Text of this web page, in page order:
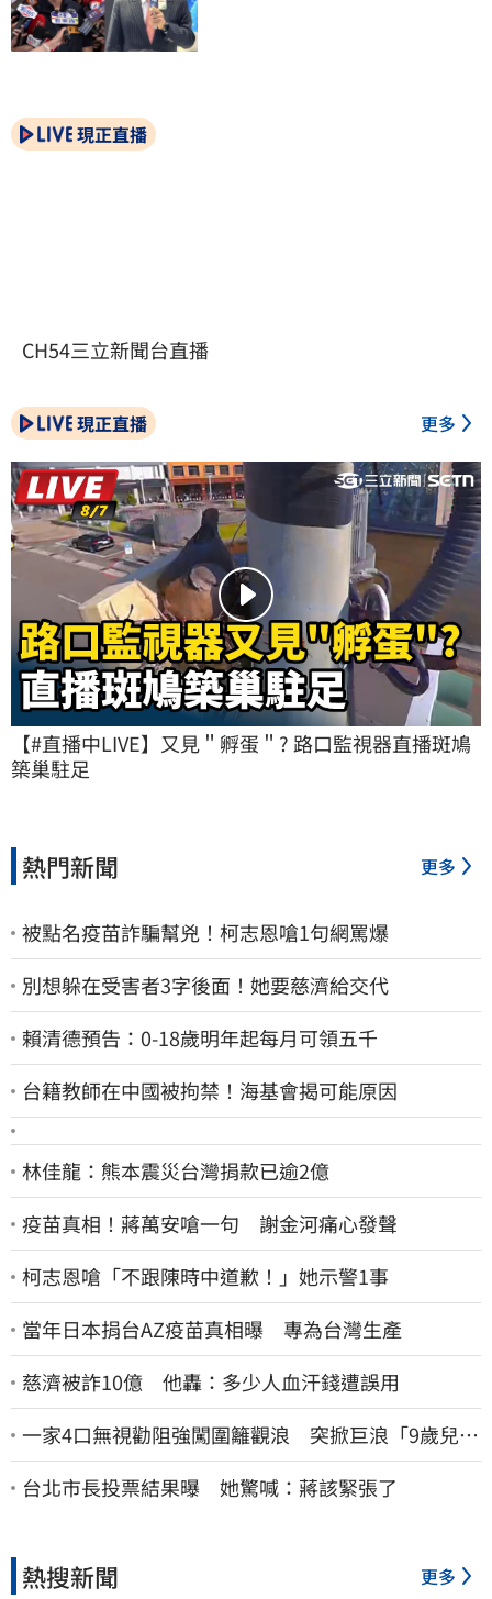
現正直播
CH54三立新聞台直播
現正直播 更多
【#直播中LIVE】又見＂孵蛋＂? 路口監視器直播斑鳩
築巢駐足
熱門新聞 更多
被點名疫苗詐騙幫兇！柯志恩嗆1句網罵爆
別想躲在受害者3字後面！她要慈濟給交代
賴清德預告：0-18歲明年起每月可領五千
台籍教師在中國被拘禁！海基會揭可能原因
林佳龍：熊本震災台灣捐款已逾2億
疫苗真相！蔣萬安嗆一句 謝金河痛心發聲
柯志恩嗆「不跟陳時中道歉！」她示警1事
當年日本捐台AZ疫苗真相曝 專為台灣生產
慈濟被詐10億 他轟：多少人血汗錢遭誤用
一家4口無視勸阻強闖圍籬觀浪 突掀巨浪「9歲兒當
場遭捲入海」
台北市長投票結果曝 她驚喊：蔣該緊張了
熱搜新聞 更多